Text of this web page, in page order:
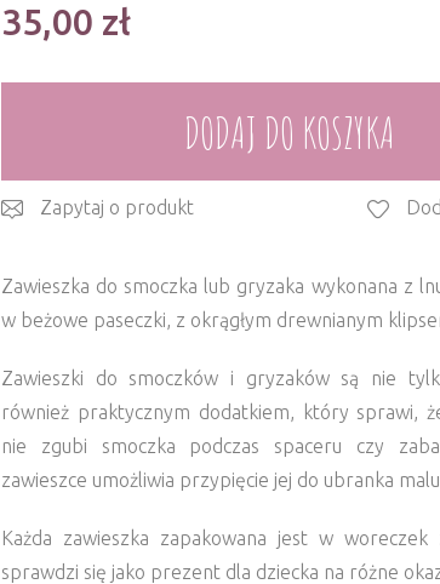
35,00 zł
DODAJ DO KOSZYKA
Zapytaj o produkt
Zawieszka do smoczka lub gryzaka wykonana z
w beżowe paseczki, z okrągłym drewnianym
Zawieszki do smoczków i gryzaków są nie
również praktycznym dodatkiem, który sprawi,
nie zgubi smoczka podczas spaceru czy
zawieszce umożliwia przypięcie jej do ubranka
Każda zawieszka zapakowana jest w
sprawdzi się jako prezent dla dziecka na różne